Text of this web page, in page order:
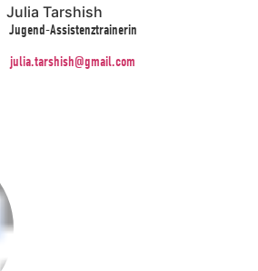
Julia Tarshish
Jugend-Assistenztrainerin
julia.tarshish@gmail.com